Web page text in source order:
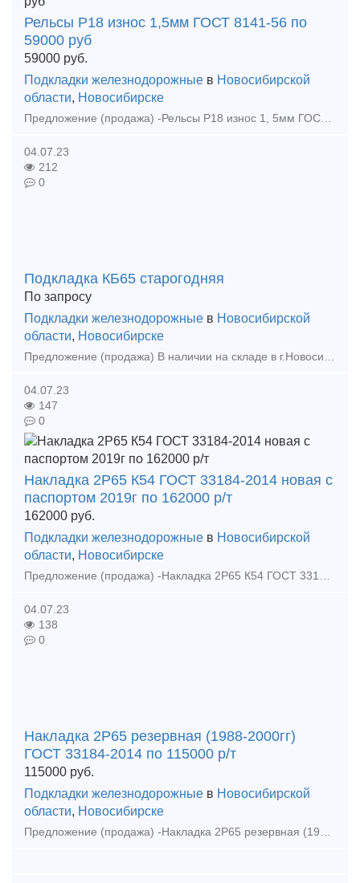
Рельсы Р18 износ 1,5мм ГОСТ 8141-56 по
59000 руб
59000 руб.
Подкладки железнодорожные в Новосибирской
области, Новосибирске
04.07.23
212
0
Подкладка КБ65 старогодняя
По запросу
Подкладки железнодорожные в Новосибирской
области, Новосибирске
04.07.23
147
0
Накладка 2Р65 К54 ГОСТ 33184-2014 новая с
паспортом 2019г по 162000 р/т
162000 руб.
Подкладки железнодорожные в Новосибирской
области, Новосибирске
04.07.23
138
0
Накладка 2Р65 резервная (1988-2000гг)
ГОСТ 33184-2014 по 115000 р/т
115000 руб.
Подкладки железнодорожные в Новосибирской
области, Новосибирске